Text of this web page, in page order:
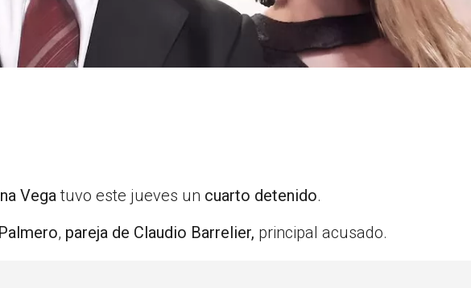
Vegatuvo este jueves un cuarto detenido.
, pareja de Claudio Barrelier, principal acusado.